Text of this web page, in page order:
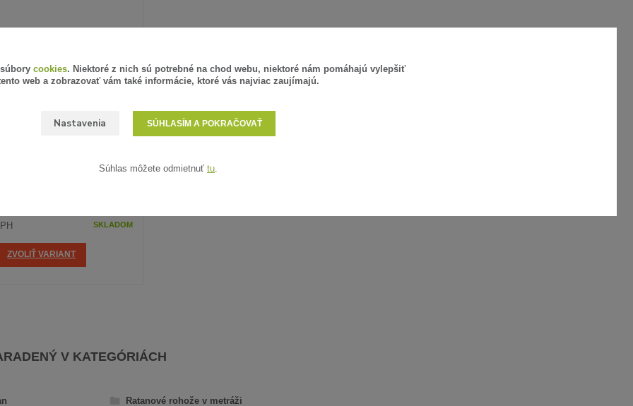
SKLADOM
ZVOLIŤ VARIANT
V KATEGÓRIÁCH
Ratanové rohože v metráži
cookies. Niektoré z nich sú potrebné na chod webu, niektoré nám pomáhajú vylepšiť
web a zobrazovať vám také informácie, ktoré vás najviac zaujímajú.
Nastavenia SÚHLASÍM A POKRAČOVAŤ
Súhlas môžete odmietnuť tu.